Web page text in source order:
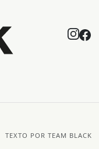
TEXTO POR TEAM BLACK